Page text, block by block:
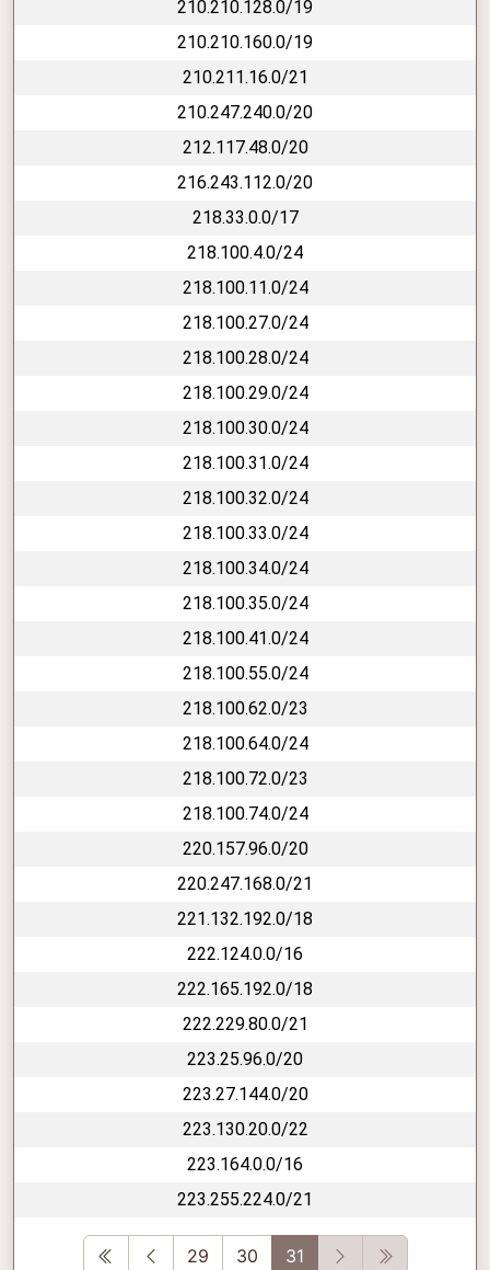
210.210.128.0/19
210.210.160.0/19
210.211.16.0/21
210.247.240.0/20
212.117.48.0/20
216.243.112.0/20
218.33.0.0/17
218.100.4.0/24
218.100.11.0/24
218.100.27.0/24
218.100.28.0/24
218.100.29.0/24
218.100.30.0/24
218.100.31.0/24
218.100.32.0/24
218.100.33.0/24
218.100.34.0/24
218.100.35.0/24
218.100.41.0/24
218.100.55.0/24
218.100.62.0/23
218.100.64.0/24
218.100.72.0/23
218.100.74.0/24
220.157.96.0/20
220.247.168.0/21
221.132.192.0/18
222.124.0.0/16
222.165.192.0/18
222.229.80.0/21
223.25.96.0/20
223.27.144.0/20
223.130.20.0/22
223.164.0.0/16
223.255.224.0/21
First Previous
29 30 31 Next Last